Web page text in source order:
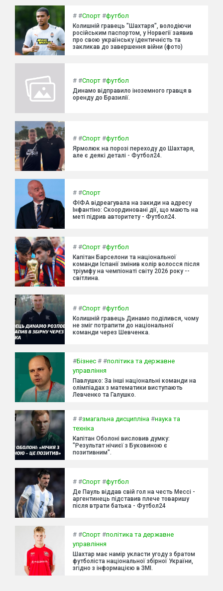
# #Спорт #футбол
Колишній гравець "Шахтаря", володіючи
російським паспортом, у Норвегії заявив
про свою українську ідентичність та
закликав до завершення війни (фото)
# #Спорт #футбол
Динамо відправило іноземного гравця в
оренду до Бразилії.
# #Спорт #футбол
Ярмолюк на порозі переходу до Шахтаря,
але є деякі деталі - Футбол24.
# #Спорт
ФІФА відреагувала на закиди на адресу
Інфантіно: Скоординовані дії, що мають на
меті підрив авторитету - Футбол24.
# #Спорт #футбол
Капітан Барселони та національної
команди Іспанії змінив колір волосся після
тріумфу на чемпіонаті світу 2026 року --
світлина.
# #Спорт #футбол
Колишній гравець Динамо поділився, чому
не зміг потрапити до національної
команди через Шевченка.
#Бізнес # #політика та державне
управління
Павлушко: За інші національні команди на
олімпіадах з математики виступають
Левченко та Галушко.
# #змагальна дисципліна #наука та
техніка
Капітан Оболоні висловив думку:
"Результат нічиєї з Буковиною є
позитивним".
# #Спорт #футбол
Де Пауль віддав свій гол на честь Мессі -
аргентинець підставив плече товаришу
після втрати батька - Футбол24
# #Спорт #політика та державне
управління
Шахтар має намір укласти угоду з братом
футболіста національної збірної України,
згідно з інформацією в ЗМІ.